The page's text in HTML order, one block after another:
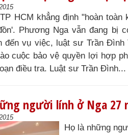
HCM khẳng định "hoàn
Phương Nga vẫn đang bị
đến vụ việc, luật sư Trần
cuộc bảo vệ quyền lợi hợp
điều tra. Luật sư Trần Đình...
người lính ở Nga 27
Họ là những